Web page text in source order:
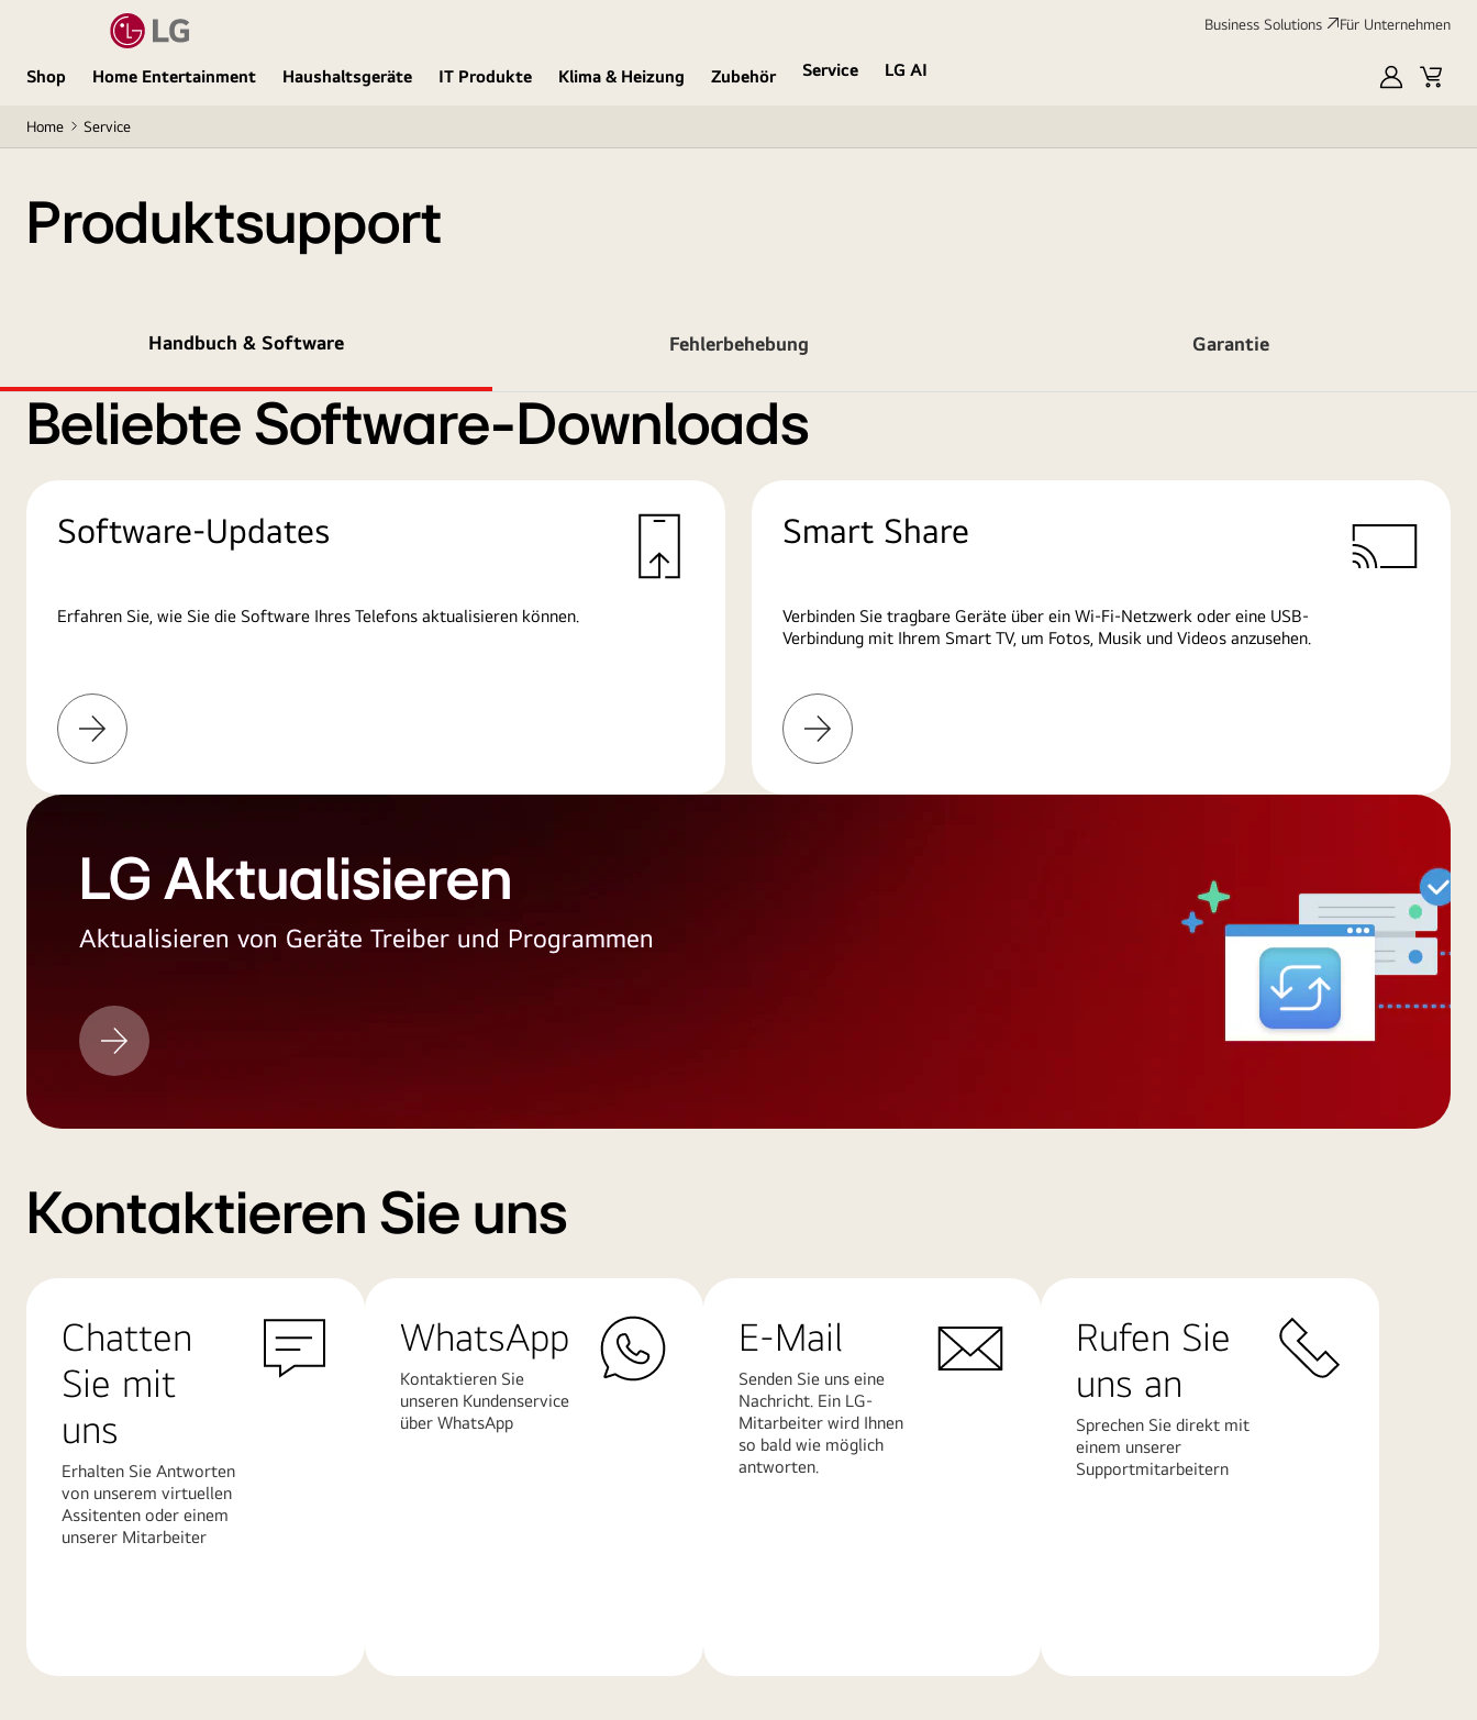
Business Solutions Für Unternehmen
Shop Home Entertainment Haushaltsgeräte IT Produkte Klima & Heizung Zubehör Service
LG AI
MyLGCart
Home Service
Produktsupport
Handbuch & Software Fehlerbehebung Garantie
Beliebte Software-Downloads
Software-Updates
Erfahren Sie, wie Sie die Software Ihres Telefons aktualisieren können.
Weitere
Informationen
Smart Share
Verbinden Sie tragbare Geräte über ein Wi-Fi-Netzwerk oder eine USB-
Verbindung mit Ihrem Smart TV, um Fotos, Musik und Videos anzusehen.
Weitere
Informationen
LG Aktualisieren
Aktualisieren von Geräte Treiber und Programmen
LG
Aktualisieren
Kontaktieren Sie uns
Chatten
Sie mit
uns
Erhalten Sie Antworten
von unserem virtuellen
Assitenten oder einem
unserer Mitarbeiter
WhatsApp
Kontaktieren Sie
unseren Kundenservice
über WhatsApp
E-Mail
Senden Sie uns eine
Nachricht. Ein LG-
Mitarbeiter wird Ihnen
so bald wie möglich
antworten.
Rufen Sie
uns an
Sprechen Sie direkt mit
einem unserer
Supportmitarbeitern